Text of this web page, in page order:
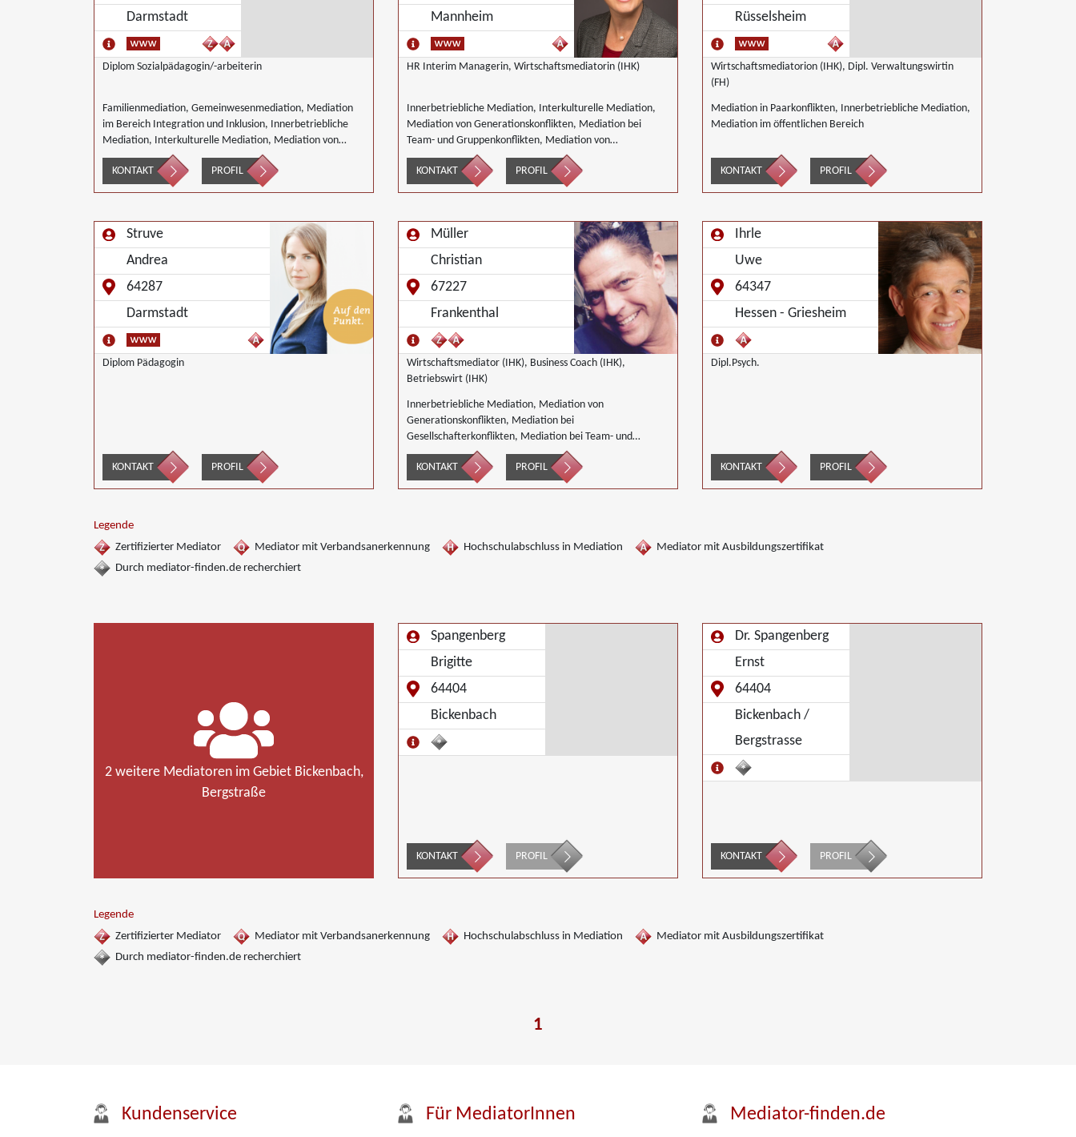
Darmstadt
Diplom Sozialpädagogin/-arbeiterin
Familienmediation, Gemeinwesenmediation, Mediation
im Bereich Integration und Inklusion, Innerbetriebliche
Mediation, Interkulturelle Mediation, Mediation von
Generationskonflikten, Mediation bei Team- und
Gruppenkonflikten, Nachbarschaftsmediation,
Schulmediation, Wirtschaftsmediation
KONTAKT PROFIL
Mannheim
HR Interim Managerin, Wirtschaftsmediatorin (IHK)
Innerbetriebliche Mediation, Interkulturelle Mediation,
Mediation von Generationskonflikten, Mediation bei
Team- und Gruppenkonflikten, Mediation von
Unternehmensnachfolgen, Wirtschaftsmediation
KONTAKT
PROFIL
Rüsselsheim
Wirtschaftsmediatorion (IHK), Dipl. Verwaltungswirtin
(FH)
Mediation in Paarkonflikten, Innerbetriebliche Mediation,
Mediation im öffentlichen Bereich
KONTAKT PROFIL
Struve
Andrea
64287
Darmstadt
Diplom Pädagogin
KONTAKT PROFIL
Müller
Christian
67227
Frankenthal
Wirtschaftsmediator (IHK), Business Coach (IHK),
Betriebswirt (IHK)
Innerbetriebliche Mediation, Mediation von
Generationskonflikten, Mediation bei
Gesellschafterkonflikten, Mediation bei Team- und
Gruppenkonflikten, Mediation von
Unternehmensnachfolgen, Wirtschaftsmediation
KONTAKT PROFIL
Ihrle
Uwe
64347
Hessen - Griesheim
Dipl.Psych.
KONTAKT PROFIL
Legende
Zertifizierter Mediator
Mediator mit Verbandsanerkennung Hochschulabschluss in Mediation
Mediator mit Ausbildungszertifikat
Durch mediator-finden.de recherchiert
2 weitere Mediatoren im Gebiet Bickenbach,
Bergstraße
Spangenberg
Brigitte
64404
Bickenbach
KONTAKT PROFIL
Dr. Spangenberg
Ernst
64404
Bickenbach /
Bergstrasse
KONTAKT PROFIL
Legende
Zertifizierter Mediator
Mediator mit Verbandsanerkennung Hochschulabschluss in Mediation
Mediator mit Ausbildungszertifikat
Durch mediator-finden.de recherchiert
1
Kundenservice Für MediatorInnen Mediator-finden.de